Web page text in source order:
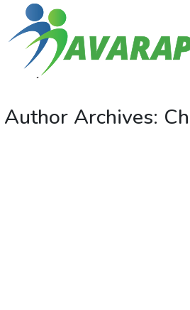
Author Archives: